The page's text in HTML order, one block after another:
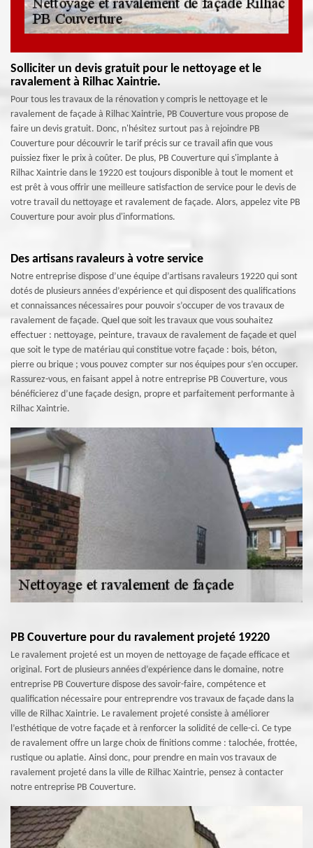
Solliciter un devis gratuit pour le nettoyage et le
ravalement à Rilhac Xaintrie.
Pour tous les travaux de la rénovation y compris le nettoyage et le
ravalement de façade à Rilhac Xaintrie, PB Couverture vous propose de
faire un devis gratuit. Donc, n'hésitez surtout pas à rejoindre PB
Couverture pour découvrir le tarif précis sur ce travail afin que vous
puissiez fixer le prix à coûter. De plus, PB Couverture qui s'implante à
Rilhac Xaintrie dans le 19220 est toujours disponible à tout le moment et
est prêt à vous offrir une meilleure satisfaction de service pour le devis de
votre travail du nettoyage et ravalement de façade. Alors, appelez vite PB
Couverture pour avoir plus d'informations.
Des artisans ravaleurs à votre service
Notre entreprise dispose d’une équipe d’artisans ravaleurs 19220 qui sont
dotés de plusieurs années d’expérience et qui disposent des qualifications
et connaissances nécessaires pour pouvoir s’occuper de vos travaux de
ravalement de façade. Quel que soit les travaux que vous souhaitez
effectuer : nettoyage, peinture, travaux de ravalement de façade et quel
que soit le type de matériau qui constitue votre façade : bois, béton,
pierre ou brique ; vous pouvez compter sur nos équipes pour s’en occuper.
Rassurez-vous, en faisant appel à notre entreprise PB Couverture, vous
bénéficierez d’une façade design, propre et parfaitement performante à
Rilhac Xaintrie.
PB Couverture pour du ravalement projeté 19220
Le ravalement projeté est un moyen de nettoyage de façade efficace et
original. Fort de plusieurs années d’expérience dans le domaine, notre
entreprise PB Couverture dispose des savoir-faire, compétence et
qualification nécessaire pour entreprendre vos travaux de façade dans la
ville de Rilhac Xaintrie. Le ravalement projeté consiste à améliorer
l’esthétique de votre façade et à renforcer la solidité de celle-ci. Ce type
de ravalement offre un large choix de finitions comme : talochée, frottée,
rustique ou aplatie. Ainsi donc, pour prendre en main vos travaux de
ravalement projeté dans la ville de Rilhac Xaintrie, pensez à contacter
notre entreprise PB Couverture.